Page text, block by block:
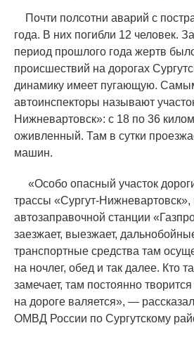
Почти полсотни аварий с
года. В них погибли 12 человек.
период прошлого года жертв
происшествий на дорогах
динамику имеет пугающую.
автоинспекторы называют
Нижневартовск»: с 18 по 36
оживленный. Там в сутки
машин.
«Особо опасный участок
трассы «Сургут-Нижневартовск»,
автозаправочной станции «
заезжает, выезжает,
транспортные средства там
на ночлег, обед и так далее. Кто
замечает, там постоянно
на дороге валяется», —
ОМВД России по Сургутскому